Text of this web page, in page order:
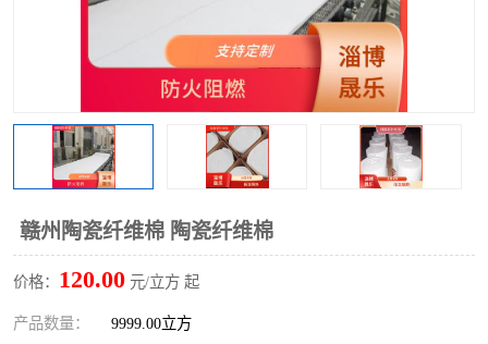
赣州陶瓷纤维棉 陶瓷纤维棉
价格： 120.00 元/立方 起
产品数量： 9999.00立方